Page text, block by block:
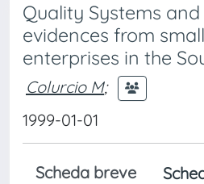
Quality Systems and
evidences from
enterprises in the
Colurcio M;
1999-01-01
Scheda breve